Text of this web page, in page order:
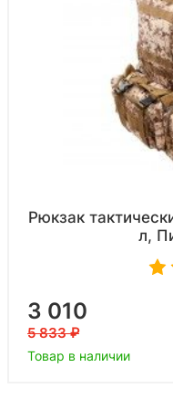
Рюкзак
л,
3 010
5 833
Товар в наличии